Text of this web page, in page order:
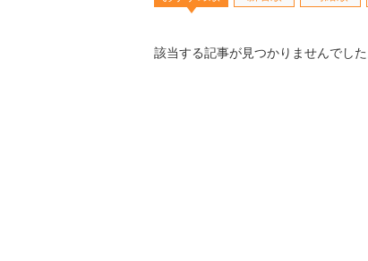
該当する記事が見つかりませんでした